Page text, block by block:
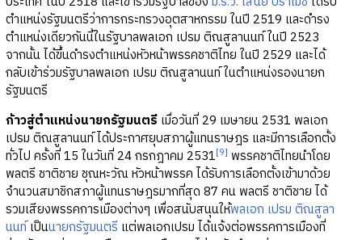
ตำแหน่งรัฐมนตรีว่าการกระทรวงอุตสาหกรรม ในปี 2519 และดำรง
ตำแหน่งเดียวกันนี้ในรัฐบาลพลเอก เปรม ติณสูลานนท์ ในปี 2523
จากนั้น ได้ขึ้นดำรงตำแหน่งหัวหน้าพรรคชาติไทย ในปี 2529 และได้
กลับเข้าร่วมรัฐบาลพลเอก เปรม ติณสูลานนท์ ในตำแหน่งรองนายก
รัฐมนตรี
ก้าวสู่ตำแหน่งนายกรัฐมนตรีเมื่อวันที่ 29 เมษายน 2531 พลเอก
เปรม ติณสูลานนท์ ได้ประกาศยุบสภาผู้แทนราษฎร และมีการเลือกตั้ง
ทั่วไป ครั้งที่ 15 ในวันที่ 24 กรกฎาคม 2531[9] พรรคชาติไทยนำโดย
พลตรี ชาติชาย ชุณหะวัณ หัวหน้าพรรค ได้รับการเลือกตั้งเข้ามาด้วย
จำนวนสมาชิกสภาผู้แทนราษฎรมากที่สุด 87 คน พลตรี ชาติชาย ได้
รวมเสียงพรรคการเมืองต่างๆ เพื่อสนับสนุนให้พลเอก เปรม ติณสูลา
นนท์เป็นนายกรัฐมนตรี แต่พลเอกเปรม ได้แจ้งต่อพรรคการเมืองที่